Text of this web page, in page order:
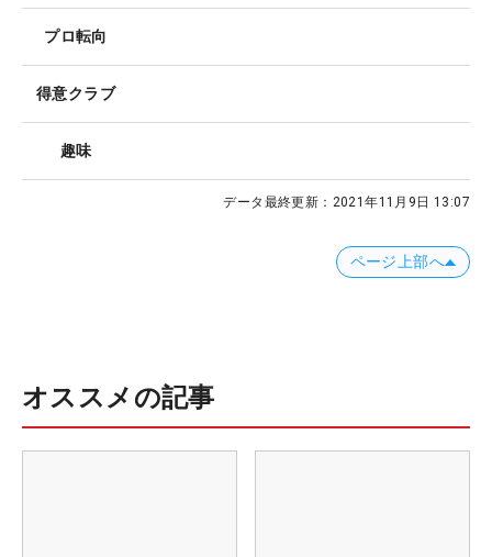
プロ転向
得意クラブ
趣味
データ最終更新： 2021年11月9日 13:07
ページ上部へ
オススメの記事